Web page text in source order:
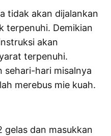
tidak akan dijalankan
terpenuhi. Demikian
akan
terpenuhi.
sehari-hari misalnya
merebus mie kuah.
gelas dan masukkan